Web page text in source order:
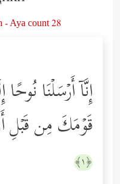
Aya count 28
إِنَّاۤ أَرۡسَلۡنَا
قَوۡمَكَ مِن قَبۡلِ
﴿١﴾